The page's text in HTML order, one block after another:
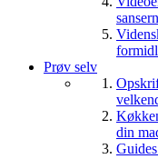
Prøv selv
din
Guides